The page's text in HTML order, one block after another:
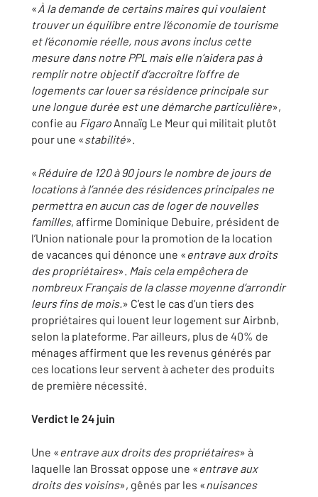
«À la demande de certains maires qui voulaient
trouver un équilibre entre l’économie de tourisme
et l’économie réelle, nous avons inclus cette
mesure dans notre PPL mais elle n’aidera pas à
remplir notre objectif d’accroître l’offre de
logements car louer sa résidence principale sur
une longue durée est une démarche particulière»,
confie au Figaro Annaïg Le Meur qui militait plutôt
pour une «stabilité».
«Réduire de 120 à 90 jours le nombre de jours de
locations à l’année des résidences principales ne
permettra en aucun cas de loger de nouvelles
familles, affirme Dominique Debuire, président de
l’Union nationale pour la promotion de la location
de vacances qui dénonce une «entrave aux droits
des propriétaires». Mais cela empêcherade
nombreux Français de la classe moyenne d’arrondir
leurs fins de mois.» C’est le cas d’un tiers des
propriétaires qui louent leur logement sur Airbnb,
selon la plateforme. Par ailleurs, plus de 40% de
ménages affirment que les revenus générés par
ces locations leur servent à acheter des produits
de première nécessité.
Verdict le 24 juin
Une «entrave aux droits des propriétaires» à
laquelle Ian Brossat oppose une «entrave aux
droits des voisins», gênés par les «nuisances